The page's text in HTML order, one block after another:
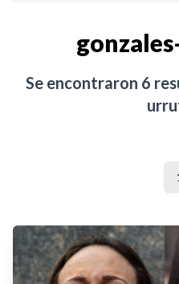
Se encontraron 6